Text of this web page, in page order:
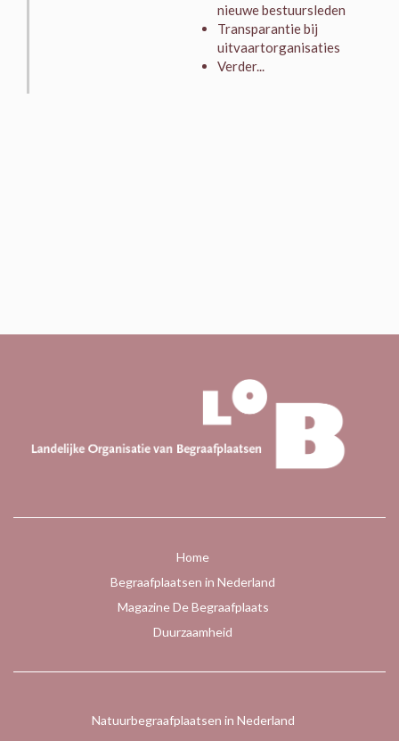
nieuwe bestuursleden
Transparantie bij
uitvaartorganisaties
Verder...
Home
Begraafplaatsen in Nederland
Magazine De Begraafplaats
Duurzaamheid
Natuurbegraafplaatsen in Nederland